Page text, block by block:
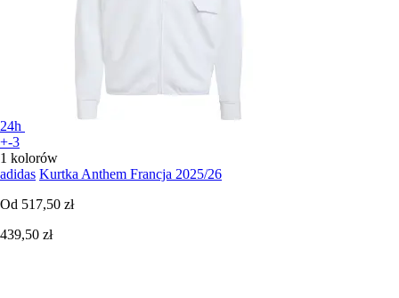
24h
+-3
1 kolorów
adidas Kurtka Anthem Francja 2025/26
Od 517,50 zł
439,50 zł